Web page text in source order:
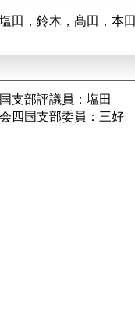
田，鈴木，髙田，本
支部評議員：塩田
四国支部委員：三好